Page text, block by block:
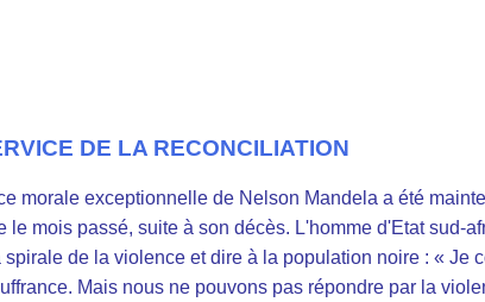
DE LA RECONCILIATION
morale exceptionnelle de Nelson Mandela a été
le mois passé, suite à son décès. L'homme d'Etat sud-
spirale de la violence et dire à la population noire : « Je
Mais nous ne pouvons pas répondre par la